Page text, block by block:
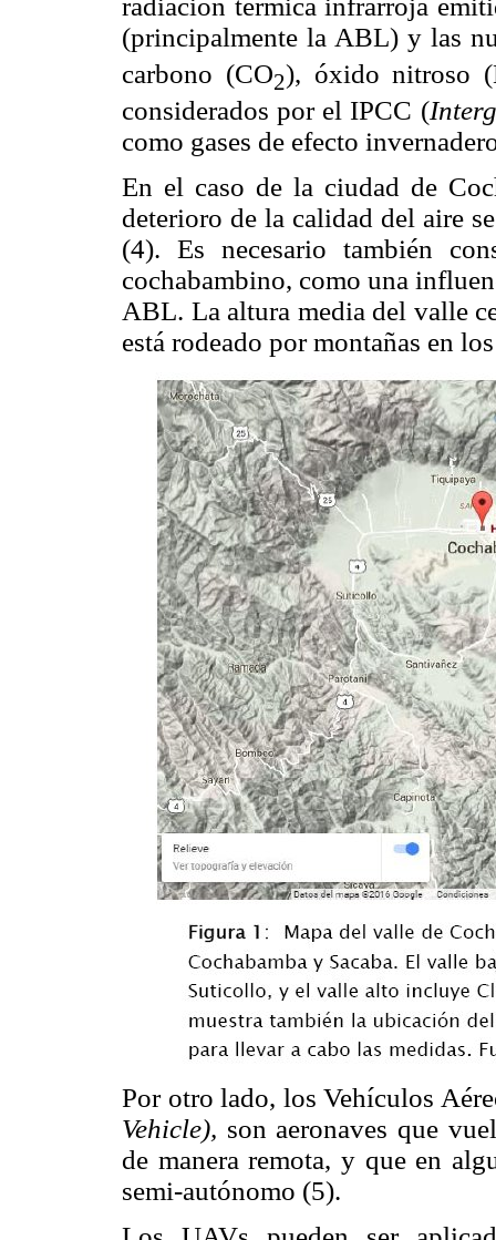
radiación térmica infrarroja
(principalmente la ABL) y las
carbono (CO2), óxido nitroso
considerados por el IPCC (
como gases de efecto
En el caso de la ciudad de
deterioro de la calidad del aire
(4). Es necesario también
cochabambino, como una
ABL. La altura media del valle
está rodeado por montañas en
Por otro lado, los Vehículos
Vehicle), son aeronaves que
de manera remota, y que en
semi-autónomo (5).